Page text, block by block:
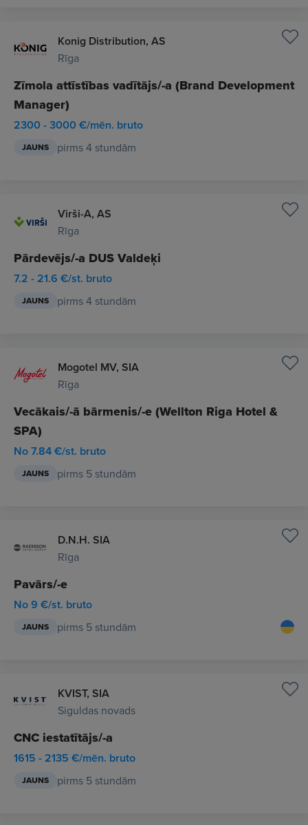
Konig Distribution, AS
Rīga
Zīmola attīstības vadītājs/-a (Brand Development
Manager)
2300 - 3000 €/mēn. bruto
JAUNS pirms 4 stundām
Virši-A, AS
Rīga
Pārdevējs/-a DUS Valdeķi
7.2 - 21.6 €/st. bruto
JAUNS pirms 4 stundām
Mogotel MV, SIA
Rīga
Vecākais/-ā bārmenis/-e (Wellton Riga Hotel &
SPA)
No 7.84 €/st. bruto
JAUNS pirms 5 stundām
D.N.H. SIA
Rīga
Pavārs/-e
No 9 €/st. bruto
JAUNS pirms 5 stundām
KVIST, SIA
Siguldas novads
CNC iestatītājs/-a
1615 - 2135 €/mēn. bruto
JAUNS pirms 5 stundām